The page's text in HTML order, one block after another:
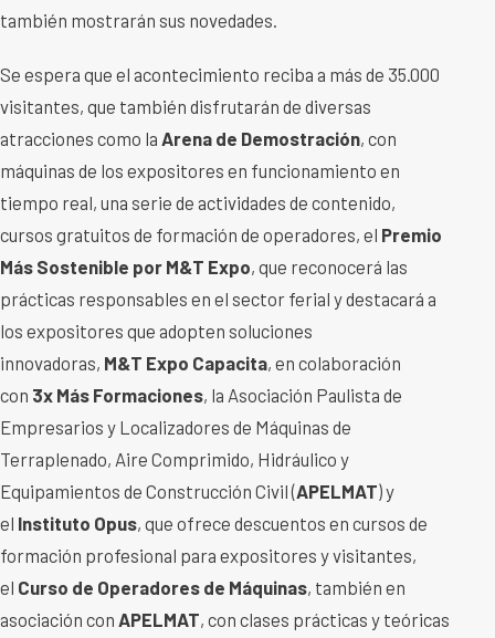
también mostrarán sus novedades.
Se espera que el acontecimiento reciba a más de 35.000
visitantes, que también disfrutarán de diversas
atracciones como la Arena de Demostración, con
máquinas de los expositores en funcionamiento en
tiempo real, una serie de actividades de contenido,
cursos gratuitos de formación de operadores, el Premio
Más Sostenible por M&T Expo, que reconocerá las
prácticas responsables en el sector ferial y destacará a
los expositores que adopten soluciones
innovadoras, M&T Expo Capacita, en colaboración
con 3x Más Formaciones, la Asociación Paulista de
Empresarios y Localizadores de Máquinas de
Terraplenado, Aire Comprimido, Hidráulico y
Equipamientos de Construcción Civil (APELMAT) y
el Instituto Opus, que ofrece descuentos en cursos de
formación profesional para expositores y visitantes,
el Curso de Operadores de Máquinas, también en
asociación con APELMAT, con clases prácticas y teóricas